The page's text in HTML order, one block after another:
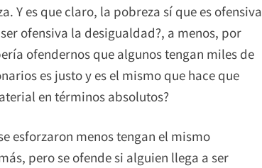
Y es que claro, la pobreza sí que es ofensiva
ofensiva la desigualdad?, a menos, por
ofendernos que algunos tengan miles de
es justo y es el mismo que hace que
en términos absolutos?
esforzaron menos tengan el mismo
pero se ofende si alguien llega a ser